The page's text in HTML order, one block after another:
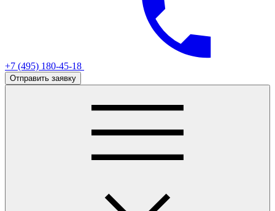
+7 (495) 180-45-18
Отправить заявку